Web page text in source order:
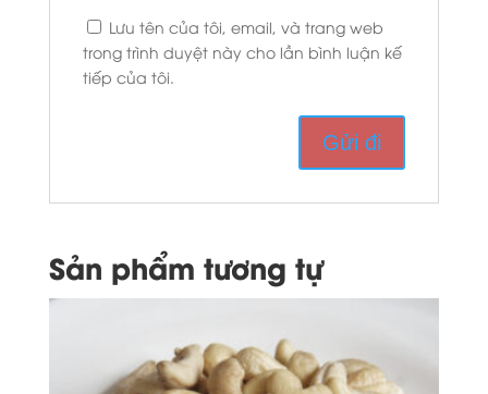
Lưu tên của tôi, email, và trang web
trong trình duyệt này cho lần bình luận kế
tiếp của tôi.
Sản phẩm tương tự